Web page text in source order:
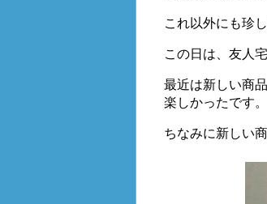
これ以外にも珍
この日は、友人
最近は新しい商
楽しかったです。
ちなみに新しい